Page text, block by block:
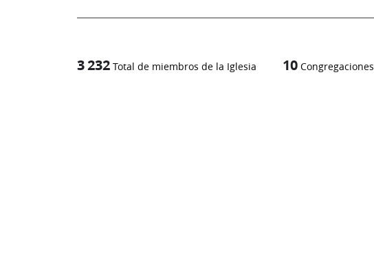
3 232 Total de miembros de la Iglesia 10 Congregaciones